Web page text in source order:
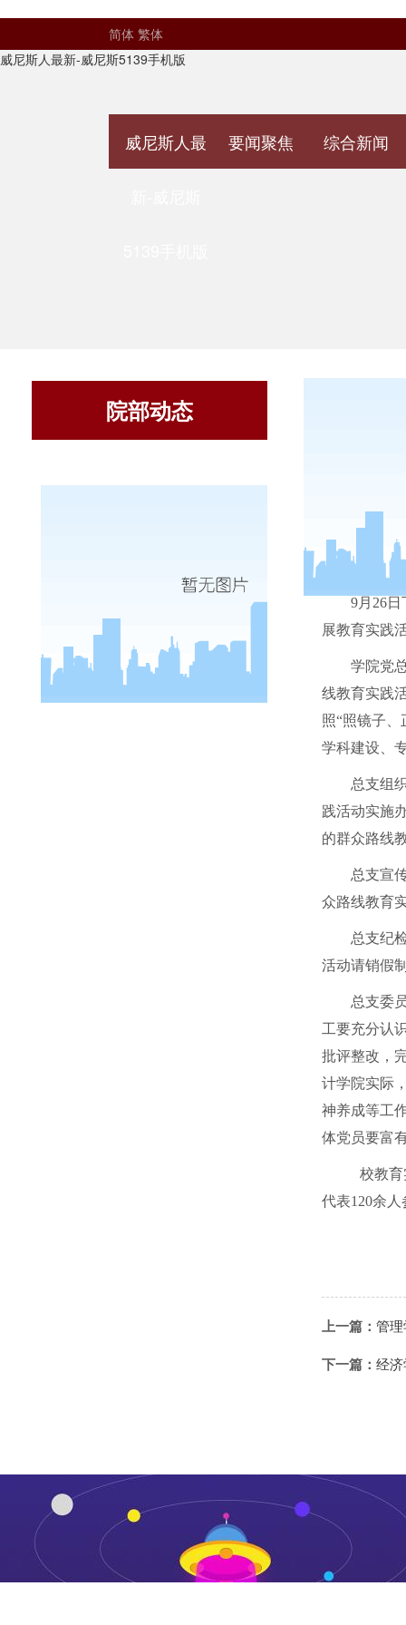
简体 繁体
威尼斯人最新-威尼斯5139手机版
威尼斯人最 要闻聚焦 综合新闻
院部动态
9月 26
展教育实践
学院党
线教育实践
照“照镜子
学科建设、
总支组
践活动实施
的群众路线
总支宣
众路线教育
总支纪
活动请销假
总支委
工要充分认
批评整改，
计学院实际
神养成等工
体党员要富
校教育
代表120余人
上一篇： 管
下一篇： 经